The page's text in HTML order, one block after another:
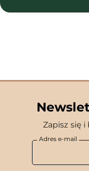
Zapisz się
Adres e-mail